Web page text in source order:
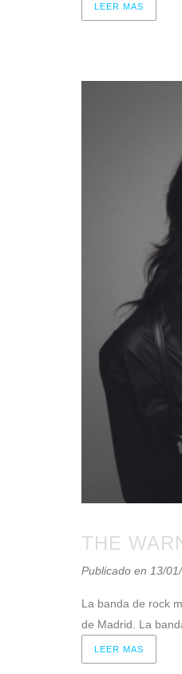
LEER MAS
THE
Publicado en 13/
La banda de rock
de Madrid. La
LEER MAS